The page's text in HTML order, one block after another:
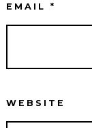
EMAIL*
WEBSITE